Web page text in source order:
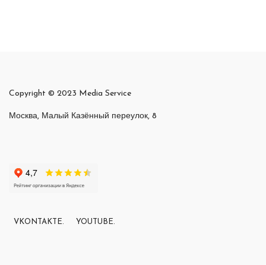
Copyright © 2023 Media Service
Москва, Малый Казённый переулок, 8
VKONTAKTE. YOUTUBE.